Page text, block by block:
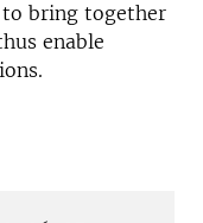
to bring together
enable